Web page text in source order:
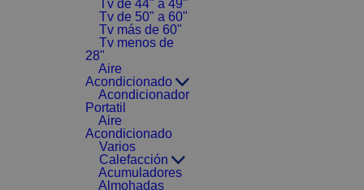
Tv de 44" a 49"
Tv de 50" a 60"
Tv más de 60"
Tv menos de
28"
Aire
Acondicionado
Acondicionador
Portatil
Aire
Acondicionado
Varios
Calefacción
Acumuladores
Almohadas